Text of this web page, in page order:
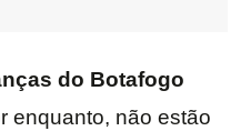
do Botafogo
enquanto, não estão